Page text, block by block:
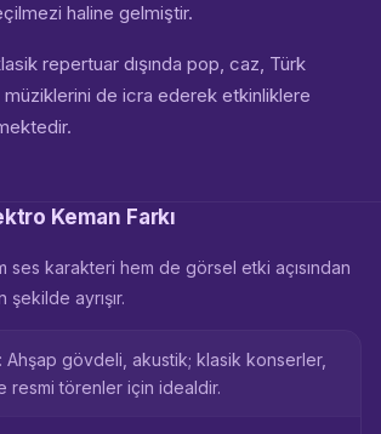
haline gelmiştir.
repertuar dışında pop, caz, Türk
de icra ederek etkinliklere
Keman Farkı
ses karakteri hem de görsel etki açısından
ayrışır.
Ahşap gövdeli, akustik; klasik konserler,
resmi törenler için idealdir.